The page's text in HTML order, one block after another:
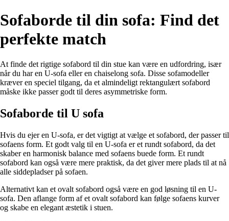
Sofaborde til din sofa: Find det
perfekte match
At finde det rigtige sofabord til din stue kan være en udfordring, især
når du har en U-sofa eller en chaiselong sofa. Disse sofamodeller
kræver en speciel tilgang, da et almindeligt rektangulært sofabord
måske ikke passer godt til deres asymmetriske form.
Sofaborde til U sofa
Hvis du ejer en U-sofa, er det vigtigt at vælge et sofabord, der passer til
sofaens form. Et godt valg til en U-sofa er et rundt sofabord, da det
skaber en harmonisk balance med sofaens buede form. Et rundt
sofabord kan også være mere praktisk, da det giver mere plads til at nå
alle siddepladser på sofaen.
Alternativt kan et ovalt sofabord også være en god løsning til en U-
sofa. Den aflange form af et ovalt sofabord kan følge sofaens kurver
og skabe en elegant æstetik i stuen.